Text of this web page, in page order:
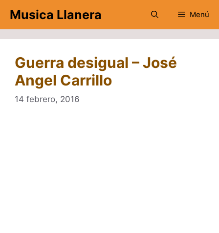
contenido
Musica Llanera Menú
Guerra desigual – José
Angel Carrillo
14 febrero, 2016